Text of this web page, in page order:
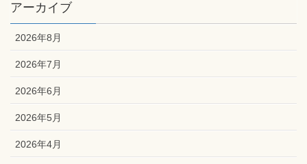
アーカイブ
2026年8月
2026年7月
2026年6月
2026年5月
2026年4月